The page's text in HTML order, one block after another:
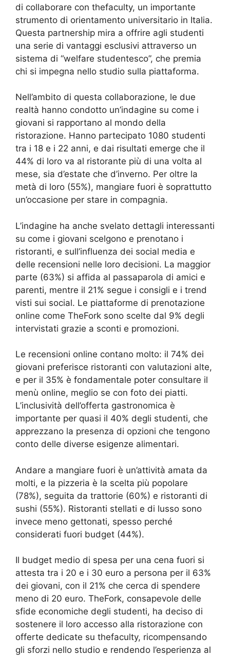
di collaborare con thefaculty, un importante
strumento di orientamento universitario in Italia.
Questa partnership mira a offrire agli studenti
una serie di vantaggi esclusivi attraverso un
sistema di “welfare studentesco”, che premia
chi si impegna nello studio sulla piattaforma.
Nell’ambito di questa collaborazione, le due
realtà hanno condotto un’indagine su come i
giovani si rapportano al mondo della
ristorazione. Hanno partecipato 1080 studenti
tra i 18 e i 22 anni, e dai risultati emerge che il
44% di loro va al ristorante più di una volta al
mese, sia d’estate che d’inverno. Per oltre la
metà di loro (55%), mangiare fuori è soprattutto
un’occasione per stare in compagnia.
L’indagine ha anche svelato dettagli interessanti
su come i giovani scelgono e prenotano i
ristoranti, e sull’influenza dei social media e
delle recensioni nelle loro decisioni. La maggior
parte (63%) si affida al passaparola di amici e
parenti, mentre il 21% segue i consigli e i trend
visti sui social. Le piattaforme di prenotazione
online come TheFork sono scelte dal 9% degli
intervistati grazie a sconti e promozioni.
Le recensioni online contano molto: il 74% dei
giovani preferisce ristoranti con valutazioni alte,
e per il 35% è fondamentale poter consultare il
menù online, meglio se con foto dei piatti.
L’inclusività dell’offerta gastronomica è
importante per quasi il 40% degli studenti, che
apprezzano la presenza di opzioni che tengono
conto delle diverse esigenze alimentari.
Andare a mangiare fuori è un’attività amata da
molti, e la pizzeria è la scelta più popolare
(78%), seguita da trattorie (60%) e ristoranti di
sushi (55%). Ristoranti stellati e di lusso sono
invece meno gettonati, spesso perché
considerati fuori budget (44%).
Il budget medio di spesa per una cena fuori si
attesta tra i 20 e i 30 euro a persona per il 63%
dei giovani, con il 21% che cerca di spendere
meno di 20 euro. TheFork, consapevole delle
sfide economiche degli studenti, ha deciso di
sostenere il loro accesso alla ristorazione con
offerte dedicate su thefaculty, ricompensando
gli sforzi nello studio e rendendo l’esperienza al